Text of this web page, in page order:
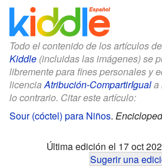
Todo el contenido de los artículos
Kiddle (incluidas las imágenes) se
libremente para fines personales y
licenciaAtribución-CompartirIguala
lo contrario. Citar este artículo:
Sour (cóctel) para Niños.
Última edición el 17 oct
Sugerir una